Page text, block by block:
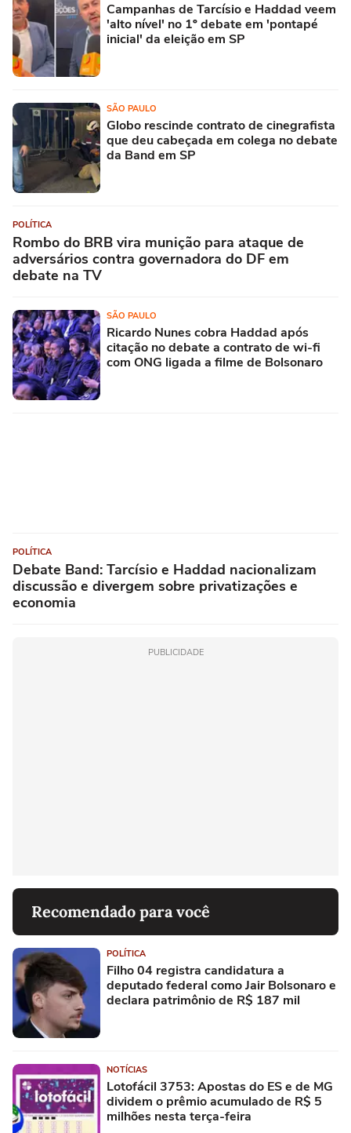
Campanhas de Tarcísio e Haddad veem
'alto nível' no 1º debate em 'pontapé
inicial' da eleição em SP
SÃO PAULO
Globo rescinde contrato de cinegrafista
que deu cabeçada em colega no debate
da Band em SP
POLÍTICA
Rombo do BRB vira munição para ataque de
adversários contra governadora do DF em
debate na TV
SÃO PAULO
Ricardo Nunes cobra Haddad após
citação no debate a contrato de wi-fi
com ONG ligada a filme de Bolsonaro
POLÍTICA
Debate Band: Tarcísio e Haddad nacionalizam
discussão e divergem sobre privatizações e
economia
PUBLICIDADE
Recomendado para você
POLÍTICA
Filho 04 registra candidatura a
deputado federal como Jair Bolsonaro e
declara patrimônio de R$ 187 mil
NOTÍCIAS
Lotofácil 3753: Apostas do ES e de MG
dividem o prêmio acumulado de R$ 5
milhões nesta terça-feira